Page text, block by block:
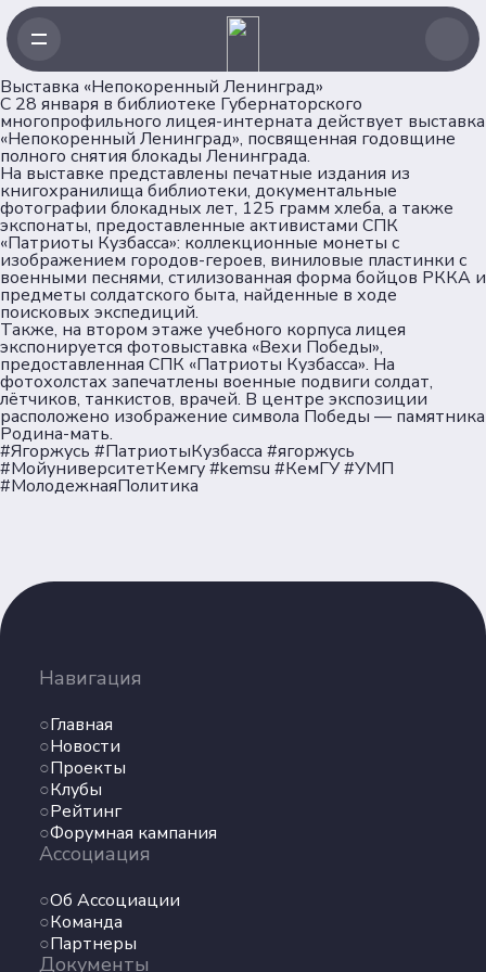
Выставка «Непокоренный Ленинград»
С 28 января в библиотеке Губернаторского
многопрофильного лицея-интерната действует выставка
«Непокоренный Ленинград», посвященная годовщине
полного снятия блокады Ленинграда.
На выставке представлены печатные издания из
книгохранилища библиотеки, документальные
фотографии блокадных лет, 125 грамм хлеба, а также
экспонаты, предоставленные активистами СПК
«Патриоты Кузбасса»: коллекционные монеты с
изображением городов-героев, виниловые пластинки с
военными песнями, стилизованная форма бойцов РККА и
предметы солдатского быта, найденные в ходе
поисковых экспедиций.
Также, на втором этаже учебного корпуса лицея
экспонируется фотовыставка «Вехи Победы»,
предоставленная СПК «Патриоты Кузбасса». На
фотохолстах запечатлены военные подвиги солдат,
лётчиков, танкистов, врачей. В центре экспозиции
расположено изображение символа Победы — памятника
Родина-мать.
#Ягоржусь #ПатриотыКузбасса #ягоржусь
#МойуниверситетКемгу #kemsu #КемГУ #УМП
#МолодежнаяПолитика
Навигация
Главная
Новости
Проекты
Клубы
Рейтинг
Форумная кампания
Ассоциация
Об Ассоциации
Команда
Партнеры
Документы
Главная
Новости
Проекты
Клубы
Рейтинг
Форумная кампания
Об Ассоциации
Команда
Партнеры
Пользовательское соглашение
Согласие на обработку персональных данных
сети
Телеграм
ВКонтакте
Max